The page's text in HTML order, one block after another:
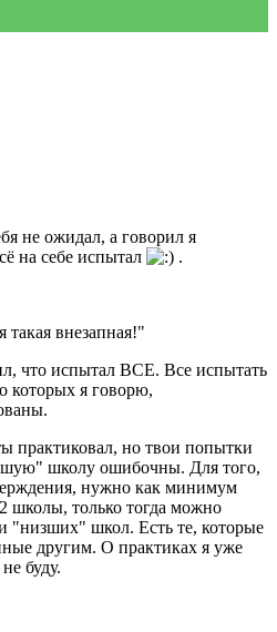
не ожидал, а говорил я
на себе испытал
.
такая внезапная!"
что испытал ВСЕ. Все испытать
которых я говорю,
практиковал, но твои попытки
школу ошибочны. Для того,
нужно как минимум
школы, только тогда можно
"низших" школ. Есть те, которые
другим. О практиках я уже
буду.